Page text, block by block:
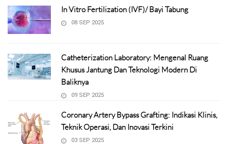
In Vitro Fertilization (IVF)/ Bayi Tabung
08 SEP 2025
Catheterization Laboratory: Mengenal Ruang
Khusus Jantung Dan Teknologi Modern Di
Baliknya
09 SEP 2025
Coronary Artery Bypass Grafting: Indikasi Klinis,
Teknik Operasi, Dan Inovasi Terkini
03 SEP 2025